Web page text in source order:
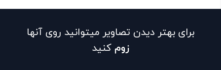
برای بهتر دیدن تصاویر میتوانید روی آنها
زوم کنید